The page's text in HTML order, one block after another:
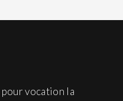
vocation la